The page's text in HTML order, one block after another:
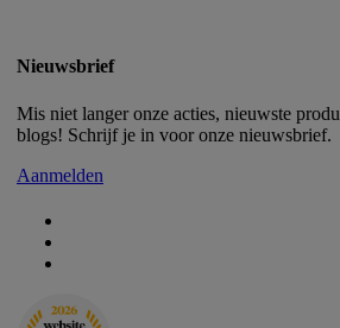
Nieuwsbrief
Mis niet langer onze acties, nieuwste
blogs! Schrijf je in voor onze nieuwsbrief.
Aanmelden